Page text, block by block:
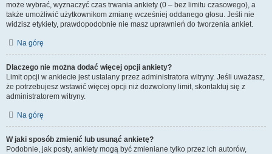
może wybrać, wyznaczyć czas trwania ankiety (0 – bez limitu czasowego), a
także umożliwić użytkownikom zmianę wcześniej oddanego głosu. Jeśli nie
widzisz etykiety, prawdopodobnie nie masz uprawnień do tworzenia ankiet.
Na górę
Dlaczego nie można dodać więcej opcji ankiety?
Limit opcji w ankiecie jest ustalany przez administratora witryny. Jeśli uważasz,
że potrzebujesz wstawić więcej opcji niż dozwolony limit, skontaktuj się z
administratorem witryny.
Na górę
W jaki sposób zmienić lub usunąć ankietę?
Podobnie, jak posty, ankiety mogą być zmieniane tylko przez ich autorów,